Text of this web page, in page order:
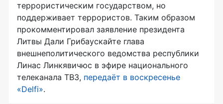
террористическим государством, но
поддерживает террористов. Таким образом
прокомментировал заявление президента
Литвы Дали Грибаускайте глава
внешнеполитического ведомства республики
Линас Линкявичюс в эфире национального
телеканала ТВ3, передаёт в воскресенье
«Delfi».